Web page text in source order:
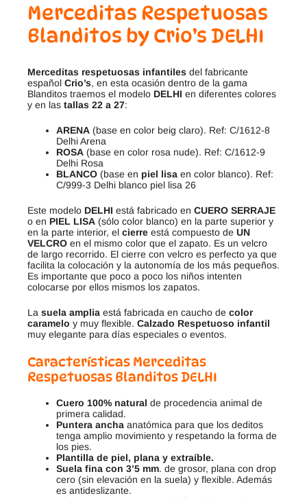
Merceditas Respetuosas
Blanditos by Crio’s DELHI
Merceditas respetuosas infantiles del fabricante
español Crio’s, en esta ocasión dentro de la gama
Blanditos traemos el modelo DELHI en diferentes colores
y en las tallas 22 a 27:
ARENA (base en color beig claro). Ref: C/1612-8
Delhi Arena
ROSA (base en color rosa nude). Ref: C/1612-9
Delhi Rosa
BLANCO (base en piel lisa en color blanco). Ref:
C/999-3 Delhi blanco piel lisa 26
Este modelo DELHI está fabricado en CUERO SERRAJE
o en PIEL LISA (sólo color blanco) en la parte superior y
en la parte interior, el cierre está compuesto de UN
VELCRO en el mismo color que el zapato. Es un velcro
de largo recorrido. El cierre con velcro es perfecto ya que
facilita la colocación y la autonomía de los más pequeños.
Es importante que poco a poco los niños intenten
colocarse por ellos mismos los zapatos.
La suela amplia está fabricada en caucho de color
caramelo y muy flexible. Calzado Respetuoso infantil
muy elegante para días especiales o eventos.
Características Merceditas
Respetuosas Blanditos DELHI
Cuero 100% natural de procedencia animal de
primera calidad.
Puntera ancha anatómica para que los deditos
tenga amplio movimiento y respetando la forma de
los pies.
Plantilla de piel, plana y extraíble.
Suela fina con 3’5 mm. de grosor, plana con drop
cero (sin elevación en la suela) y flexible. Además
es antideslizante.